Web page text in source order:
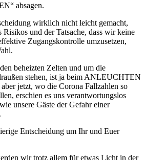
absagen.
wirklich nicht leicht gemacht,
Risikos und der Tatsache, dass wir keine
Zugangskontrolle umzusetzen,
beheizten Zelten und um die
stehen, ist ja beim ANLEUCHTEN
jetzt, wo die Corona Fallzahlen so
erschien es uns verantwortungslos
unsere Gäste der Gefahr einer
Entscheidung um Ihr und Euer
wir trotz allem für etwas Licht in der